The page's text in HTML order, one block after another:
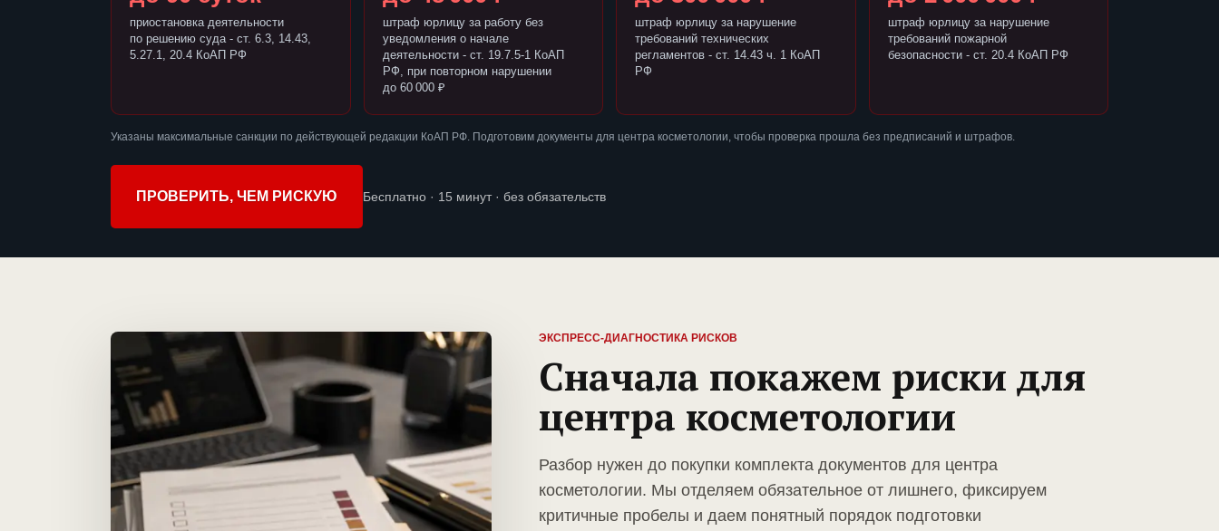
приостановка деятельности
по решению суда - ст. 6.3, 14.43,
5.27.1, 20.4 КоАП РФ
штраф юрлицу за работу без
уведомления о начале
деятельности - ст. 19.7.5-1 КоАП
РФ, при повторном нарушении
до 60 000 ₽
штраф юрлицу за нарушение
требований технических
регламентов - ст. 14.43 ч. 1 КоАП
РФ
штраф юрлицу за нарушение
требований пожарной
безопасности - ст. 20.4 КоАП РФ
Указаны максимальные санкции по действующей редакции КоАП РФ. Подготовим документы для центра косметологии, чтобы проверка прошла без предписаний и штрафов.
ПРОВЕРИТЬ, ЧЕМ РИСКУЮ Бесплатно · 15 минут · без обязательств
ЭКСПРЕСС-ДИАГНОСТИКА РИСКОВ
Сначала покажем риски для
центра косметологии
Разбор нужен до покупки комплекта документов для центра
косметологии. Мы отделяем обязательное от лишнего, фиксируем
критичные пробелы и даем понятный порядок подготовки